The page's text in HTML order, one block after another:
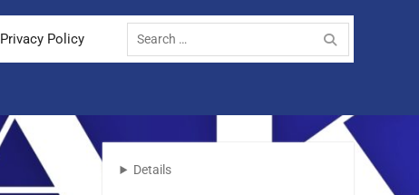
Privacy Policy
Search
for:
Details